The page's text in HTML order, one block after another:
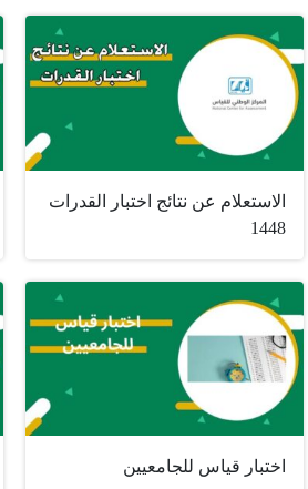
الاستعلام عن نتائج اختبار القدرات
1448
اختبار قياس للجامعيين